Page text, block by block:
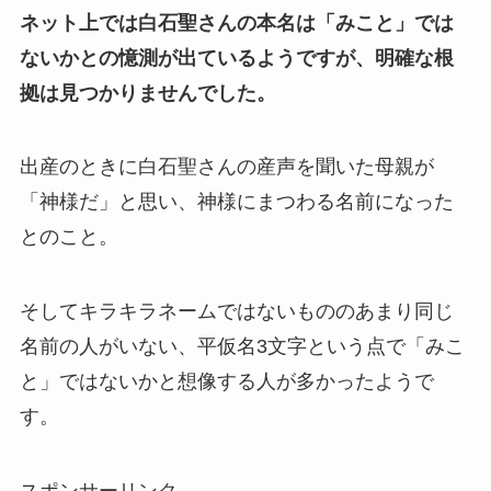
ネット上では白石聖さんの本名は「みこと」では
ないかとの憶測が出ているようですが、明確な根
拠は見つかりませんでした。
出産のときに白石聖さんの産声を聞いた母親が
「神様だ」と思い、神様にまつわる名前になった
とのこと。
そしてキラキラネームではないもののあまり同じ
名前の人がいない、平仮名3文字という点で「みこ
と」ではないかと想像する人が多かったようで
す。